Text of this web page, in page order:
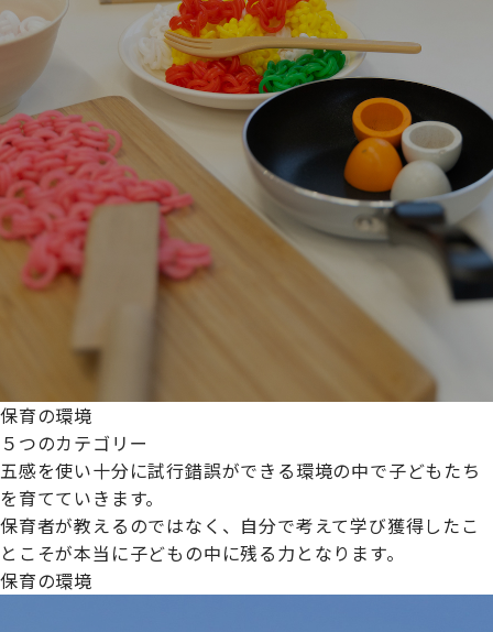
保育の環境
５つのカテゴリー
五感を使い十分に試行錯誤ができる環境の中で子どもたち
を育てていきます。
保育者が教えるのではなく、自分で考えて学び獲得したこ
とこそが本当に子どもの中に残る力となります。
保育の環境